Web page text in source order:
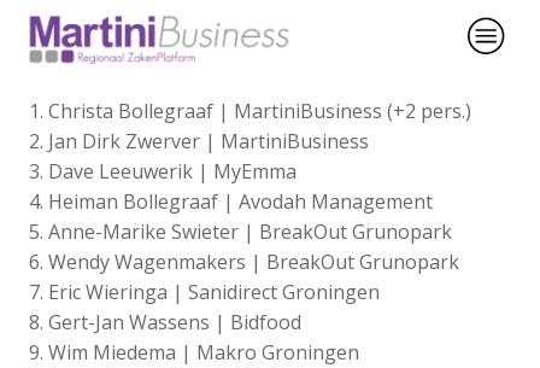
Christa Bollegraaf | MartiniBusiness (+2 pers.)
Jan Dirk Zwerver | MartiniBusiness
Dave Leeuwerik | MyEmma
Heiman Bollegraaf | Avodah Management
Anne-Marike Swieter | BreakOut Grunopark
Wendy Wagenmakers | BreakOut Grunopark
Eric Wieringa | Sanidirect Groningen
Gert-Jan Wassens | Bidfood
Wim Miedema | Makro Groningen